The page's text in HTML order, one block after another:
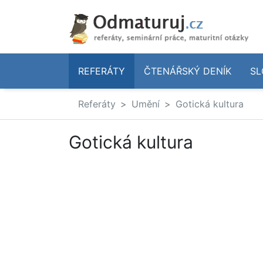
REFERÁTY ČTENÁŘSKÝ DENÍK
Referáty Umění Gotická kultura
Gotická kultura